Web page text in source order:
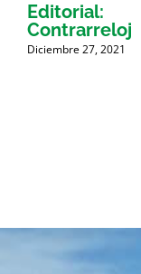
Editorial:
Contrarreloj
Diciembre 27, 2021